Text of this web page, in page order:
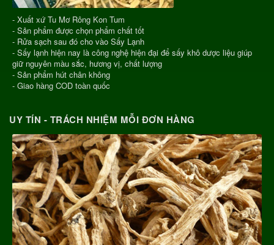
- Xuất xứ Tu Mơ Rông Kon Tum
- Sản phẩm được chọn phẩm chất tốt
- Rửa sạch sau đó cho vào Sấy Lạnh
- Sấy lạnh hiện nay là công nghệ hiện đại để sấy khô dược liệu giúp
giữ nguyên màu sắc, hương vị, chất lượng
- Sản phẩm hút chân không
- Giao hàng COD toàn quốc
UY TÍN - TRÁCH NHIỆM MỖI ĐƠN HÀNG